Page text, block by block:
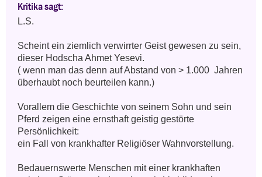
Kritika sagt:
L.S.
Scheint ein ziemlich verwirrter Geist gewesen zu sein,
dieser Hodscha Ahmet Yesevi.
( wenn man das denn auf Abstand von > 1.000  Jahren
überhaubt noch beurteilen kann.)
Vorallem die Geschichte von seinem Sohn und sein
Pferd zeigen eine ernsthaft geistig gestörte
Persönlichkeit:
ein Fall von krankhafter Religiöser Wahnvorstellung.
Bedauernswerte Menschen mit einer krankhaften